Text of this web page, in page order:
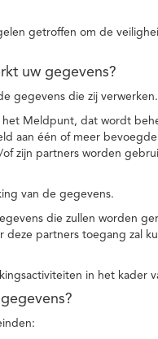
getroffen om de
uw gegevens?
gegevens die zij verwerken.
Meldpunt, dat wordt
aan één of meer
zijn partners worden
van de gegevens.
die zullen worden
partners toegang zal
in het kader